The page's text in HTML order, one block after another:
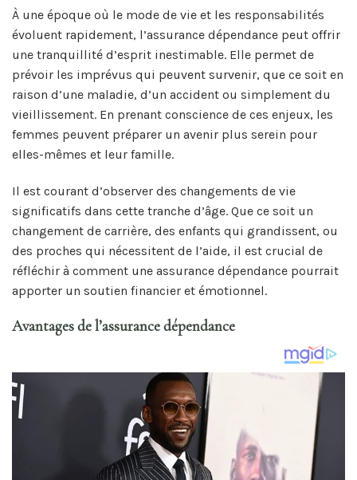
À une époque où le mode de vie et les responsabilités
évoluent rapidement, l’assurance dépendance peut offrir
une tranquillité d’esprit inestimable. Elle permet de
prévoir les imprévus qui peuvent survenir, que ce soit en
raison d’une maladie, d’un accident ou simplement du
vieillissement. En prenant conscience de ces enjeux, les
femmes peuvent préparer un avenir plus serein pour
elles-mêmes et leur famille.
Il est courant d’observer des changements de vie
significatifs dans cette tranche d’âge. Que ce soit un
changement de carrière, des enfants qui grandissent, ou
des proches qui nécessitent de l’aide, il est crucial de
réfléchir à comment une assurance dépendance pourrait
apporter un soutien financier et émotionnel.
Avantages de l’assurance dépendance